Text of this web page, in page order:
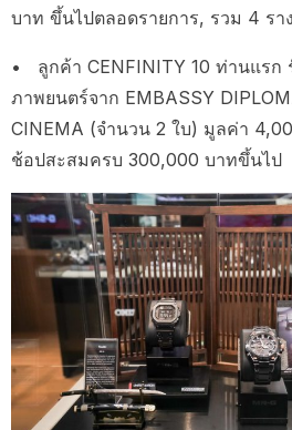
บาท ขึ้นไปตลอดรายการ, รวม 4 รา
• ลูกค้า CENFINITY 10 ท่านแรก
ภาพยนตร์จาก EMBASSY
CINEMA (จำนวน 2 ใบ) มูลค่า
ช้อปสะสมครบ 300,000 บาทขึ้นไป